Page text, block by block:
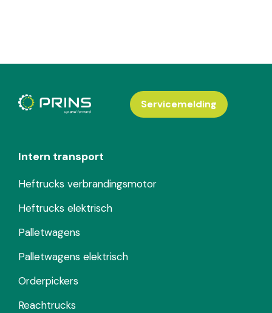
Intern transport
Heftrucks verbrandingsmotor
Heftrucks elektrisch
Palletwagens
Palletwagens elektrisch
Orderpickers
Reachtrucks
Servicemelding